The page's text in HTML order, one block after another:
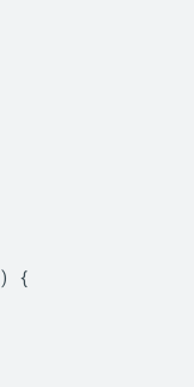
)
{